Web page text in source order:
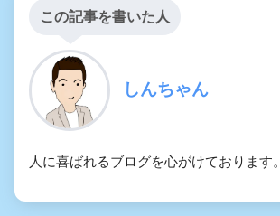
この記事を書いた人
しんちゃん
人に喜ばれるブログを心がけております。